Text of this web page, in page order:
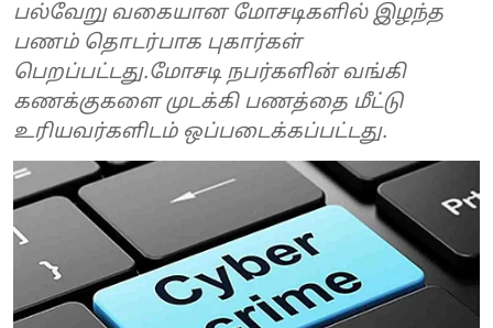
பல்வேறு வகையான மோசடிகளில் இழந்த
பணம் தொடர்பாக புகார்கள்
பெறப்பட்டது.மோசடி நபர்களின் வங்கி
கணக்குகளை முடக்கி பணத்தை மீட்டு
உரியவர்களிடம் ஒப்படைக்கப்பட்டது.